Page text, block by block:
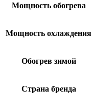
Мощность обогрева
Мощность охлаждения
Обогрев зимой
Страна бренда